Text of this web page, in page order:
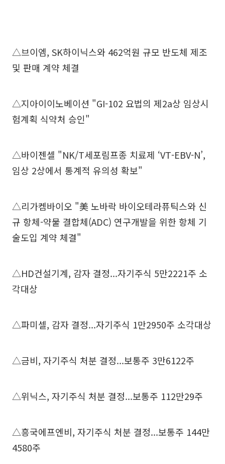
△브이엠, SK하이닉스와 462억원 규모 반도체 제조
및 판매 계약 체결
△지아이이노베이션 "GI-102 요법의 제2a상 임상시
험계획 식약처 승인"
△바이젠셀 "NK/T세포림프종 치료제 ‘VT-EBV-N’,
임상 2상에서 통계적 유의성 확보"
△리가켐바이오 "美 노바락 바이오테라퓨틱스와 신
규 항체-약물 결합체(ADC) 연구개발을 위한 항체 기
술도입 계약 체결"
△HD건설기계, 감자 결정...자기주식 5만2221주 소
각대상
△파미셀, 감자 결정...자기주식 1만2950주 소각대상
△금비, 자기주식 처분 결정...보통주 3만6122주
△위닉스, 자기주식 처분 결정...보통주 112만29주
△흥국에프엔비, 자기주식 처분 결정...보통주 144만
4580주